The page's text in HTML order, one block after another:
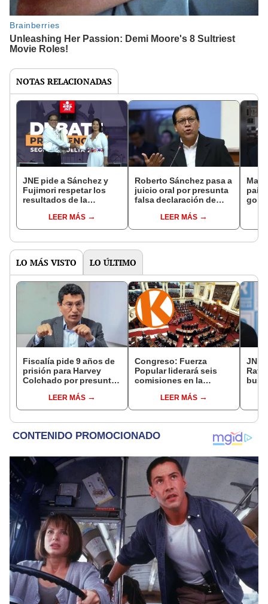
NOTAS RELACIONADAS
JNE pide a Sánchez y
Fujimori respetar los
resultados de la
LEER MÁS
Roberto Sánchez pasa a
juicio oral por presunta
falsa declaración de
Perú ante la ONPE
LEER MÁS
Max
país solo
gobernar
LO MÁS VISTO LO ÚLTIMO
Fiscalía pide 9 años de
prisión para Harvey
Colchado por presunta
incompatible y falsedad
ideológica
LEER MÁS
Congreso: Fuerza
Popular liderará seis
comisiones en la
LEER MÁS
JNE